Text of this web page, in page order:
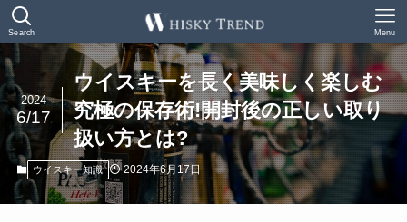
Search Menu
ウイスキーを長く美味しく楽しむ
究極の保存術!開封後の正しい取り
扱い方とは?
2024
6/17
ウイスキー知識 2024年6月17日